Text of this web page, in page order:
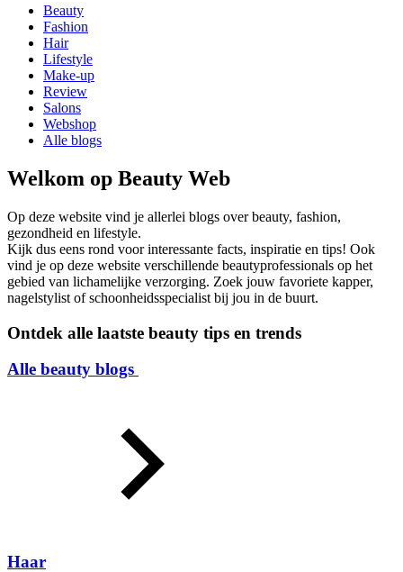
Beauty
Fashion
Hair
Lifestyle
Make-up
Review
Salons
Webshop
Alle blogs
Welkom op Beauty Web
Op deze website vind je allerlei blogs over beauty, fashion,
gezondheid en lifestyle.
Kijk dus eens rond voor interessante facts, inspiratie en tips! Ook
vind je op deze website verschillende beautyprofessionals op het
gebied van lichamelijke verzorging. Zoek jouw favoriete kapper,
nagelstylist of schoonheidsspecialist bij jou in de buurt.
Ontdek alle laatste beauty tips en trends
Alle beauty blogs
Haar